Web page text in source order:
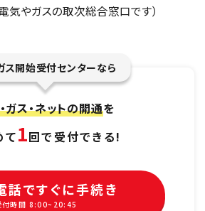
やガスの取次総合窓口です）
ス開始受付センターなら
ガス・ネットの開通を
て1回で受付できる!
話ですぐに手続き
付時間 8:00~20:45